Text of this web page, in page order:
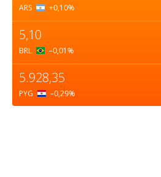
ARS +0,10%
5,10
BRL –0,01 %
5.928,35
PYG –0,29%